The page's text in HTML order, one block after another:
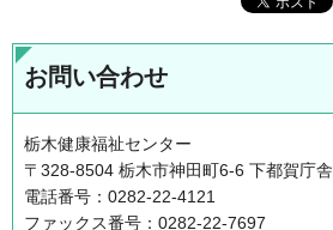
お問い合わせ
栃木健康福祉センター
〒328-8504 栃木市神田町6-6 下都賀庁舎
電話番号：0282-22-4121
ファックス番号：0282-22-7697